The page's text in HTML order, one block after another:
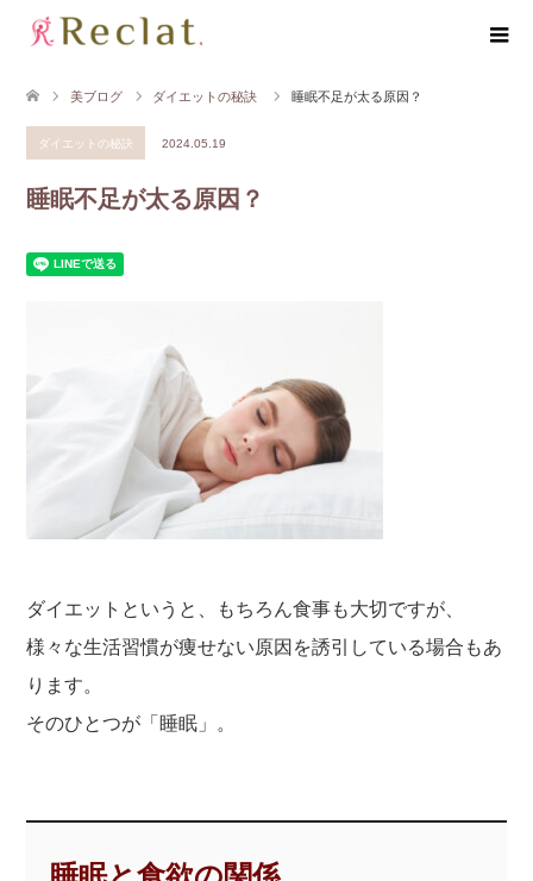
美ブログ ダイエットの秘訣 睡眠不足が太る原因？
ダイエットの秘訣 2024.05.19
睡眠不足が太る原因？
ダイエットというと、もちろん食事も大切ですが、
様々な生活習慣が痩せない原因を誘引している場合もあ
ります。
そのひとつが「睡眠」。